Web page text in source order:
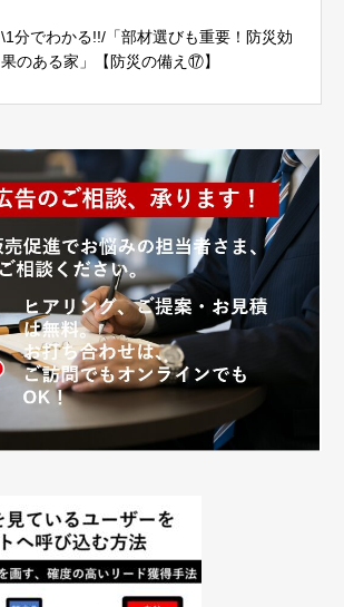
\1分でわかる!!/「部材選びも重要！防災効
果のある家」【防災の備え⑰】